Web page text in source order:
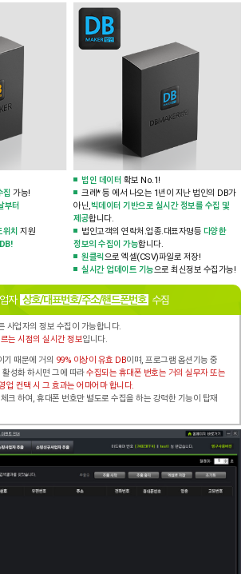
집 가능!
부터
치 지원
법인 데이터 확보 No.1!
크레* 등 에서 나오는 1년이 지난 법인의 DB가
아닌,빅데이터 기반으로 실시간 정보를 수집 및
제공합니다.
법인고객의 연락처.업종.대표자명등 다양한
정보의 수집이 가능합니다.
원클릭으로 엑셀(CSV)파일로 저장!
실시간 업데이트 기능으로 최신정보 수집가능!
자 상호/대표번호/주소/핸드폰번호 수집
사업자의 정보 수집이 가능합니다.
는 시점의 실시간 정보입니다.
기 때문에 거의 99% 이상이 유효 DB이며, 프로그램 옵션기능 중
활성화 하시면 그에 따라수집되는 휴대폰 번호는 거의 실무자 또는
업 컨택 시 그 효과는 어마어마 합니다.
크 하여, 휴대폰 번호만 별도로 수집을 하는 강력한 기능이 탑재